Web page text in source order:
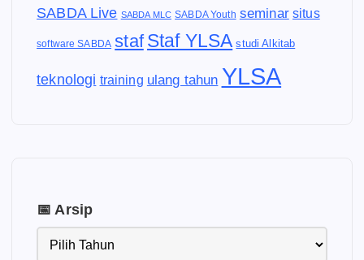
SABDA Live SABDA MLC SABDA Youth seminar situs
software SABDA staf Staf YLSA studi Alkitab
teknologi training ulang tahun YLSA
📅 Arsip